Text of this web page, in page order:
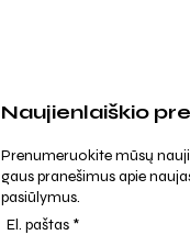
Naujienlaiškio
Prenumeruokite mūsų
gaus pranešimus apie
pasiūlymus.
El. paštas